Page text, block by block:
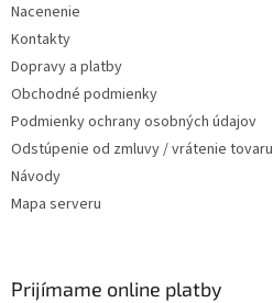
Nacenenie
Kontakty
Dopravy a platby
Obchodné podmienky
Podmienky ochrany osobných údajov
Odstúpenie od zmluvy / vrátenie tovaru
Návody
Mapa serveru
Prijímame online platby